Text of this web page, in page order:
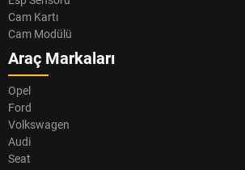
Cam Kartı
Cam Modülü
Araç Markaları
Opel
Ford
Volkswagen
Audi
Seat